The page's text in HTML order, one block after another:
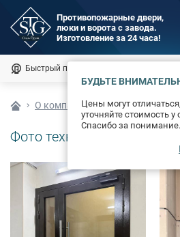
Быстрый подбор
Противопожарные двери,
люки и ворота с завода.
Изготовление за 24 часа!
Оплата
Сертификаты
БУДЬТЕ
Цены могут отличаться,
уточняйте стоимость у
Спасибо за понимание.
О компании Фотогалерея
Фото технических дверей
MAX
Мы онлайн